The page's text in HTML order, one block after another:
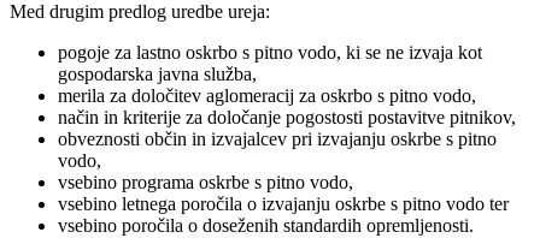
Med drugim predlog uredbe ureja:
pogoje za lastno oskrbo s pitno vodo, ki se ne izvaja kot
gospodarska javna služba,
merila za določitev aglomeracij za oskrbo s pitno vodo,
način in kriterije za določanje pogostosti postavitve pitnikov,
obveznosti občin in izvajalcev pri izvajanju oskrbe s pitno
vodo,
vsebino programa oskrbe s pitno vodo,
vsebino letnega poročila o izvajanju oskrbe s pitno vodo ter
vsebino poročila o doseženih standardih opremljenosti.